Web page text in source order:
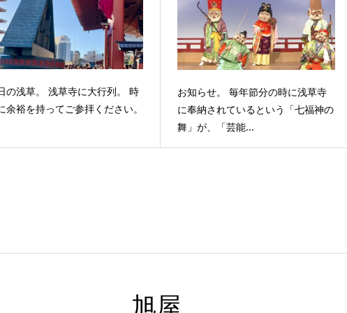
の浅草。 浅草寺に大行列。 時
余裕を持ってご参拝ください。
お知らせ。 毎年節分の時に浅草寺
に奉納されているという「七福神の
舞」が、「芸能...
旭屋